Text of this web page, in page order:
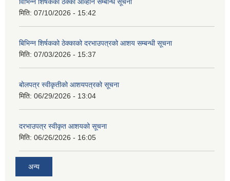
विभिन्न शिर्षकको ठेक्का आव्हान सम्बन्धि सूचना
मिति: 07/10/2026 - 15:42
बिभिन्‍न शिर्षकको ठेक्काको दरभाउपत्रको आशय सम्बन्धी सूचना
मिति: 07/03/2026 - 15:37
बोलपत्र स्वीकृतीको आशयपत्रको सूचना
मिति: 06/29/2026 - 13:04
दरभाउपत्र स्वीकृत आशयको सूचना
मिति: 06/26/2026 - 16:05
अन्य